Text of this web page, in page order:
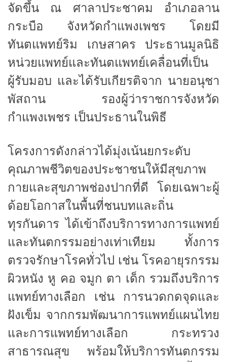
จัดขึ้น ณ ศาลาประชาคม อำเภอลาน
กระบือ จังหวัดกำแพงเพชร โดยมี
ทันตแพทย์ริม เกษสาคร ประธานมูลนิธิ
หน่วยแพทย์และทันตแพทย์เคลื่อนที่เป็น
ผู้รับมอบ และได้รับเกียรติจาก นายอนุชา
พัสถาน รองผู้ว่าราชการจังหวัด
กำแพงเพชร เป็นประธานในพิธี
โครงการดังกล่าวได้มุ่งเน้นยกระดับ
คุณภาพชีวิตของประชาชนให้มีสุขภาพ
กายและสุขภาพช่องปากที่ดี โดยเฉพาะผู้
ด้อยโอกาสในพื้นที่ชนบทและถิ่น
ทุรกันดาร ได้เข้าถึงบริการทางการแพทย์
และทันตกรรมอย่างเท่าเทียม ทั้งการ
ตรวจรักษาโรคทั่วไป เช่น โรคอายุรกรรม
ผิวหนัง หู คอ จมูก ตา เด็ก รวมถึงบริการ
แพทย์ทางเลือก เช่น การนวดกดจุดและ
ฝังเข็ม จากกรมพัฒนาการแพทย์แผนไทย
และการแพทย์ทางเลือก กระทรวง
สาธารณสุข พร้อมให้บริการทันตกรรม